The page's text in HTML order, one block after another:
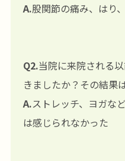
A.股関節の痛み、はり
Q2.当院に来院される
きましたか？その結果
A.ストレッチ、ヨガな
は感じられなかった